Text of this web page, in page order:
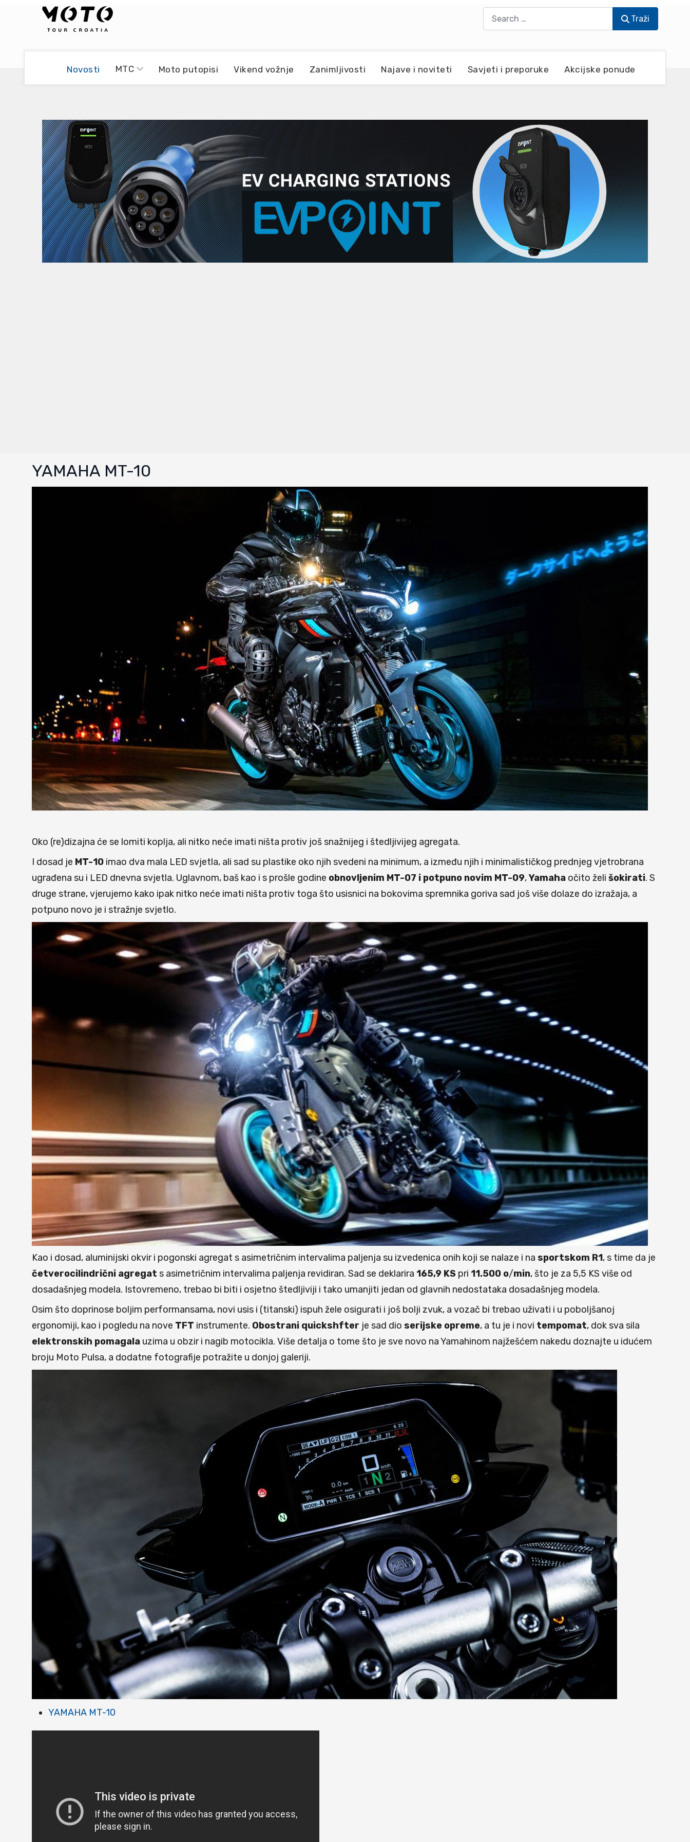
Traži
Novosti MTC Moto putopisi Vikend vožnje Zanimljivosti Najave i noviteti Savjeti i preporuke Akcijske ponude
YAMAHA MT-10
Oko (re)dizajna će se lomiti koplja, ali nitko neće imati ništa protiv još snažnijeg i štedljivijeg agregata.
I dosad je MT-10 imao dva mala LED svjetla, ali sad su plastike oko njih svedeni na minimum, a između njih i minimalističkog prednjeg vjetrobrana
ugrađena su i LED dnevna svjetla. Uglavnom, baš kao i s prošle godine obnovljenim MT-07 i potpuno novim MT-09,Yamaha očito želi šokirati. S
druge strane, vjerujemo kako ipak nitko neće imati ništa protiv toga što usisnici na bokovima spremnika goriva sad još više dolaze do izražaja, a
potpuno novo je i stražnje svjetlo.
Kao i dosad, aluminijski okvir i pogonski agregat s asimetričnim intervalima paljenja su izvedenica onih koji se nalaze i na sportskom R1, s time da je
četverocilindrični agregat s asimetričnim intervalima paljenja revidiran. Sad se deklarira 165,9 KS pri 11.500 o/min, što je za 5,5 KS više od
dosadašnjeg modela. Istovremeno, trebao bi biti i osjetno štedljiviji i tako umanjiti jedan od glavnih nedostataka dosadašnjeg modela.
Osim što doprinose boljim performansama, novi usis i (titanski) ispuh žele osigurati i još bolji zvuk, a vozač bi trebao uživati i u poboljšanoj
ergonomiji, kao i pogledu na nove TFT instrumente. Obostrani quickshfter je sad dio serijske opreme, a tu je i novi tempomat, dok sva sila
elektronskih pomagala uzima u obzir i nagib motocikla. Više detalja o tome što je sve novo na Yamahinom najžešćem nakedu doznajte u idućem
broju Moto Pulsa, a dodatne fotografije potražite u donjoj galeriji.
YAMAHA MT-10
Moto servisi
Impressum
Damir Pritišanac - Prile
Dario Dinter - Moto TOZ
Igor Kreč - UmPaDrum
Igor Kukec Brmbi
Slaven Gajdek
MTC - Moto Tour Croatia
Moto putopisi
Vikend vožnje
Zanimljivost